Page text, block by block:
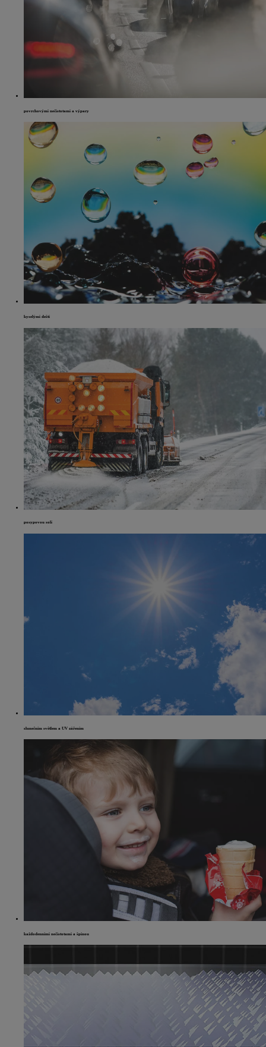
povrchovými nečistotami a výpary
kyselými dešti
posypovou solí
slunečním světlem a UV zářením
každodenními nečistotami a špínou